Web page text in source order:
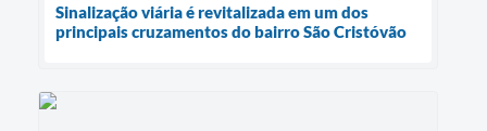
Sinalização viária é revitalizada em um dos
principais cruzamentos do bairro São Cristóvão